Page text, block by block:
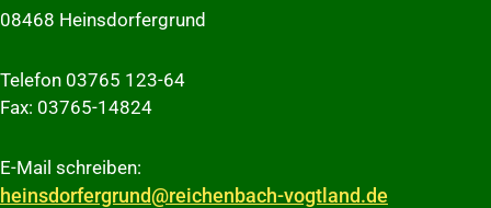
08468 Heinsdorfergrund
Telefon 03765 123-64
Fax: 03765-14824
E-Mail schreiben:
heinsdorfergrund@reichenbach-vogtland.de